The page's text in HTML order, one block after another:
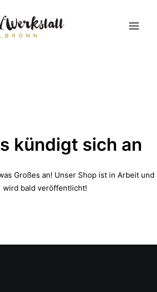
kündigt sich an
Großes an! Unser Shop ist in Arbeit und
wird bald veröffentlicht!